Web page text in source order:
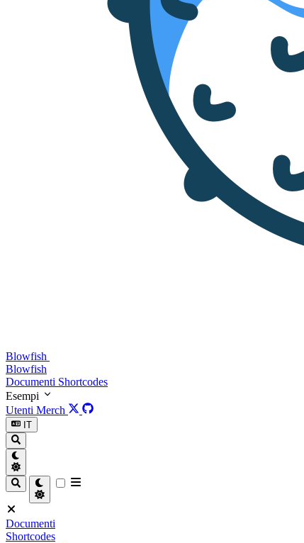
Blowfish
Blowfish
Documenti Shortcodes
Esempi
Utenti Merch
IT
Documenti
Shortcodes